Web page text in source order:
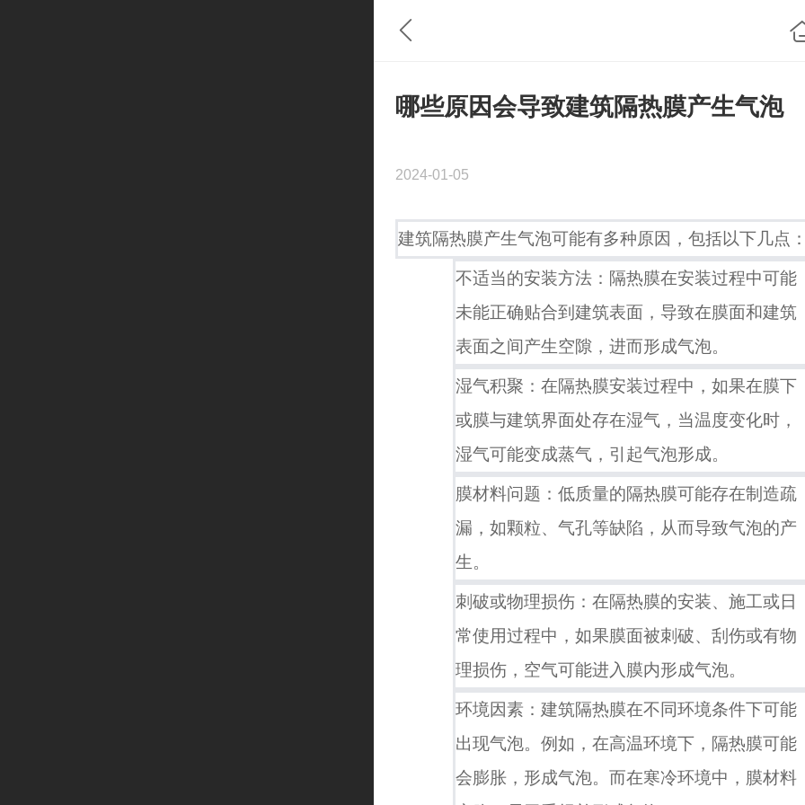
哪些原因会导致建筑隔热膜产生气泡
2024-01-05
建筑隔热膜产生气泡可能有多种原因，包括以下几点
不适当的安装方法：隔热膜在安装过程中可能
未能正确贴合到建筑表面，导致在膜面和建筑
表面之间产生空隙，进而形成气泡。
湿气积聚：在隔热膜安装过程中，如果在膜下
或膜与建筑界面处存在湿气，当温度变化时，
湿气可能变成蒸气，引起气泡形成。
膜材料问题：低质量的隔热膜可能存在制造疏
漏，如颗粒、气孔等缺陷，从而导致气泡的产
生。
刺破或物理损伤：在隔热膜的安装、施工或日
常使用过程中，如果膜面被刺破、刮伤或有物
理损伤，空气可能进入膜内形成气泡。
环境因素：建筑隔热膜在不同环境条件下可能
出现气泡。例如，在高温环境下，隔热膜可能
会膨胀，形成气泡。而在寒冷环境中，膜材料